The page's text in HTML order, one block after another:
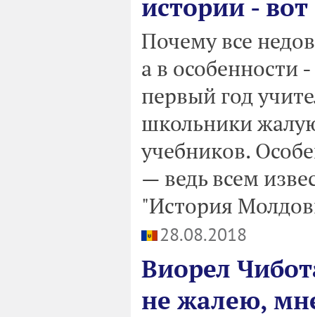
истории -
Почему все
а в особенности
первый год
школьники
учебников.
— ведь всем
"История
28.08.2018
Виорел
не жалею,